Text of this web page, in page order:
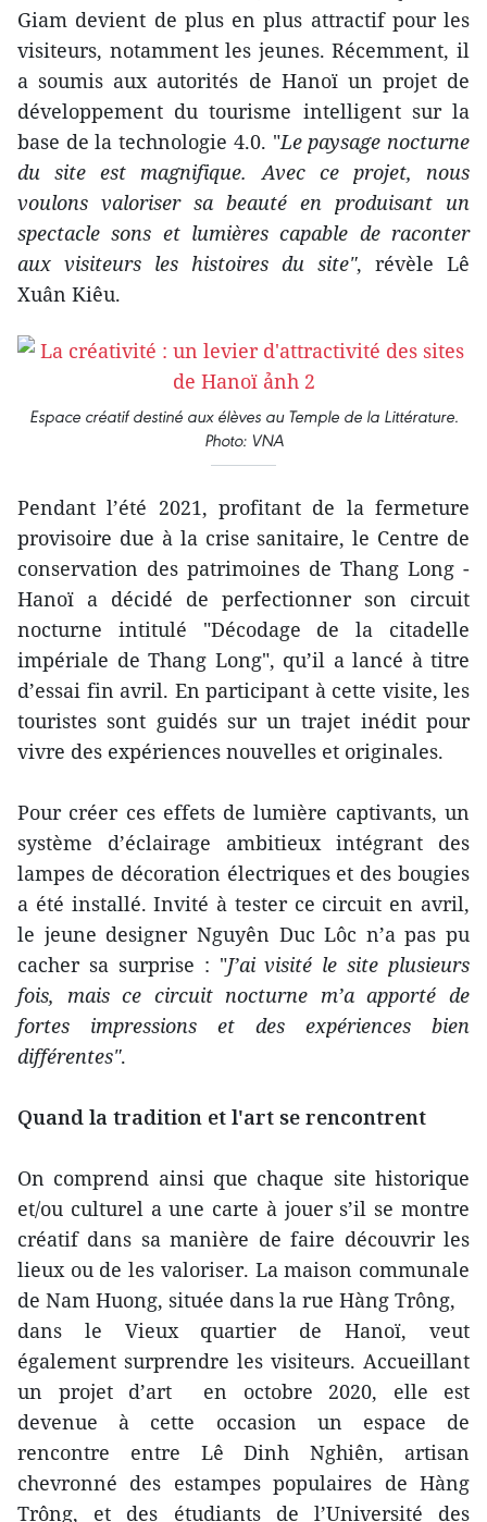
Giam devient de plus en plus attractif pour les
visiteurs, notamment les jeunes. Récemment, il
a soumis aux autorités de Hanoï un projet de
développement du tourisme intelligent sur la
base de la technologie 4.0. "Le paysage nocturne
du site est magnifique. Avec ce projet, nous
voulons valoriser sa beauté en produisant un
spectacle sons et lumières capable de raconter
aux visiteurs les histoires du site", révèle Lê
Xuân Kiêu.
Espace créatif destiné aux élèves au Temple de la Littérature.
Photo: VNA
Pendant l’été 2021, profitant de la fermeture
provisoire due à la crise sanitaire, le Centre de
conservation des patrimoines de Thang Long -
Hanoï a décidé de perfectionner son circuit
nocturne intitulé "Décodage de la citadelle
impériale de Thang Long", qu’il a lancé à titre
d’essai fin avril. En participant à cette visite, les
touristes sont guidés sur un trajet inédit pour
vivre des expériences nouvelles et originales.
Pour créer ces effets de lumière captivants, un
système d’éclairage ambitieux intégrant des
lampes de décoration électriques et des bougies
a été installé. Invité à tester ce circuit en avril,
le jeune designer Nguyên Duc Lôc n’a pas pu
cacher sa surprise : "J’ai visité le site plusieurs
fois, mais ce circuit nocturne m’a apporté de
fortes impressions et des expériences bien
différentes".
Quand la tradition et l'art se rencontrent
On comprend ainsi que chaque site historique
et/ou culturel a une carte à jouer s’il se montre
créatif dans sa manière de faire découvrir les
lieux ou de les valoriser. La maison communale
de Nam Huong, située dans la rue Hàng Trông,
dans le Vieux quartier de Hanoï, veut
également surprendre les visiteurs. Accueillant
un projet d’art en octobre 2020, elle est
devenue à cette occasion un espace de
rencontre entre Lê Dinh Nghiên, artisan
chevronné des estampes populaires de Hàng
Trông, et des étudiants de l’Université des